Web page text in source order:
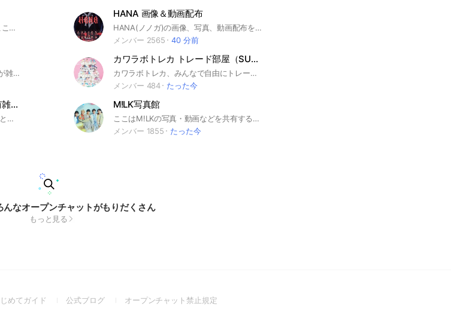
そこの君エモい画像欲しいって？！ ここはエモい画像が沢山あるよ！ 見ていって！ ここは雑談おっけぃだよ！ 写真はノートに投稿してね！ ⭕️な事 雑談 写真投稿 仲良くする事 ❌な事 荒らし スタ連（3個までしていいよ） 即抜け 個チャ交換 住所を教えない
HANA 画像＆動画配布
HANA(ノノガ)の画像、写真、動画配布を目的としたオープンチャットです。会話をするためではないので挨拶不要・無言大歓迎です。管理人以外も載せてくださると助かります! #ノノガ #BMSG #NoNoGirls #NNG #ちゃんみな
メンバー 2565
40 分前
( * ･ω･)ﾉﾞ𝐇𝐞𝐥𝐥𝐨! このおぷはILLIT好きが雑談などを するおぷですっ💗🫶🏻 ノートに加工写真や編集動画なども投稿できます！ 同担拒否の方は入るのをおすすめしません🙇🏻‍♀️‪‪ 入ったら大事なノートの確認をお願いします!! ここまで見てくれてありがと〜😻 これを見てる君が入るのをまってるよ！！🫵🏻 気軽に入ってねっ!!! ꒰ 即抜け✖️だよ🥲‎ ꒱‬ ※たまに通知が多い場合があります 通知少なめのおぷもありますのでぜひ 入ってみてくださいっ!! 𝙩𝙖𝙜 🏷‪‪‪‪‬⸒⸒ #ILLIT #illit #일리트 #アイリット #あいりっと #GLLIT #ウォンヒ #ウォニ #イロハ #ロハ #モカ #ミンジュ #ユナ #ヨンソ #アユネク #HYBE #k_pop #けーぽ #ヨジャドル #韓国 #日本 #韓国人 #日本人
カワラボトレカ トレード部屋（SUKISUKIトレカ for KAWAIILAB）
カワラボトレカ、みんなで自由にトレードしましょう‼️ #カワラボ #トレカ #カワラボトレカ #FRUITSZIPPER #CANDYTUNE #SWEETSTEADY #CUTIESTREET #MORESTAR
メンバー 484
たった今
【入退室自由】今日好き画像共有雑談部屋💗
このオプチャを見つけて下さりありがとうございます😊 このオプチャは、「今日好き」カップルやメンバーの写真動画をまとめているオプチャです！ 雑談、加工リクエストもOKです！ 今日好きのカップル、1人の動画や友達との動画もまとめているので動画探しに最適です💫🎵 ネタバレ、リアタイ用のサブトークルームもあります‼️ 【入室後は必ず大事なノートのルール確認をお願いします！】 ┈┈┈┈┈┈┈┈┈┈ このオプチャの魅力的なところ✨️ ❶入退室自由…入るのも抜けるのもいつでも自由です！即抜け無言抜け🆗 少し入ってみて合わないな〜と思ったら抜けて構いません！ ❷写真、動画をリクエストできる…写真や歌詞動画、加工写真などをリクエストできます📸 ❸動画の保存、使用可能…動画編集などに使用していただくこともできます！ ❹通知が来ない部屋がある…ここには入りたいけど通知は嫌だという方は、サブトークルームの方に入ってください😊（トーク禁止） ❺リアタイ部屋がある…他オプではネタバレ禁止が多いですが、このオプではリアタイルームに限りネタバレOKです！毎回盛り上がっています❤️‍🔥 ┈┈┈┈┈┈┈┈┈┈ ‼️⚠️ ルール ⚠️‼️ ・アイコンは今日好きの画像か初期アイコンのみOK！ ・トークは6:30〜23:00まで！ ・宣伝目的のみの入室禁止（強制退会対象です）‼️ ・写真保存・使用・加工・リクエストOK ・スタンプ1人1日3個まで！ ・他の人の無断転載自作発言NG ・個人情報交換NG ・荒らし・チェンメ・デマ拡散・なりすましNG ・出会い目的NG （強制退会、通報対象です） ・メインルームでの放送後のネタバレは禁止（火曜日の15:00まで禁止） 詳しくは大事なノートにあります！ 違反行為、迷惑行為、不審な行為が確認次第強制退会を行っています！ ┈┈┈┈┈┈┈┈┈┈ #やまあい#せなりあ#けんみあ#まうバオ#こおめい#たくはる#そうめが#今日好き#かなりの#りょうめい#おうあお#きんりの#しゅんゆま#ゆたひな#りくもか#はるねね#ゆうゆう#かいとあ#ゆかりお#れんひな
M!LK写真館
ここはM!LKの写真・動画などを共有する場です ! ! 写真・動画はもちろん、雑談も大丈夫です👍🏻👍🏻 色んなみ！るきーずさんと仲を深められたら嬉しいです‎😽💭 旧メンバーを推している方でも大歓迎です🙌🏻💚ིྀ🧡ིྀ💜ིྀ オプ開設日 2024/03/07 #佐野勇斗 #吉田仁人 #塩﨑太智 #山中柔太朗 #曽野舜太 #山﨑悠稀 #板垣瑞生 #宮世琉弥 #みるきーず #M!LK
メンバー 1855
たった今
んなオープンチャットがもりだくさん
もっと見る
めてガイド
(Open公式ブログ
(Openオープンチャット禁止規定(Open